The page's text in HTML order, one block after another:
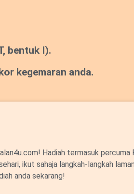
bentuk I).
kegemaran anda.
Hadiah termasuk percuma
ikut sahaja langkah-langkah
anda sekarang!